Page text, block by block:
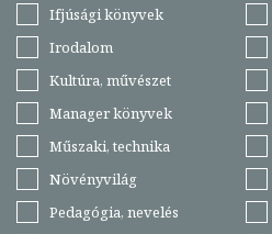
Ifjúsági könyvek
Irodalom
Kultúra, művészet
Manager könyvek
Műszaki, technika
Növényvilág
Pedagógia, nevelés